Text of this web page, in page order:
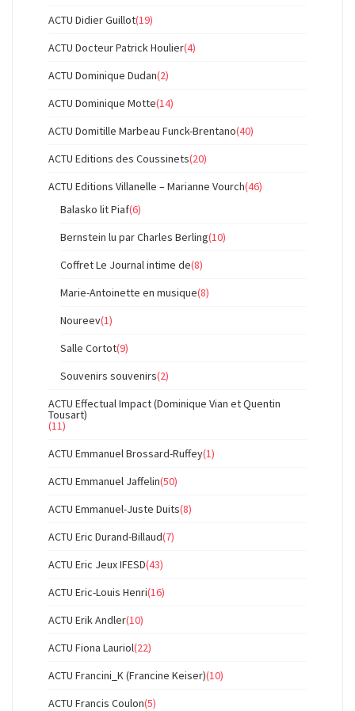
ACTU Didier Guillot(19)
ACTU Docteur Patrick Houlier(4)
ACTU Dominique Dudan(2)
ACTU Dominique Motte(14)
ACTU Domitille Marbeau Funck-Brentano(40)
ACTU Editions des Coussinets(20)
ACTU Editions Villanelle – Marianne Vourch(46)
Balasko lit Piaf(6)
Bernstein lu par Charles Berling(10)
Coffret Le Journal intime de(8)
Marie-Antoinette en musique(8)
Noureev(1)
Salle Cortot(9)
Souvenirs souvenirs(2)
ACTU Effectual Impact (Dominique Vian et Quentin
Tousart)
(11)
ACTU Emmanuel Brossard-Ruffey(1)
ACTU Emmanuel Jaffelin(50)
ACTU Emmanuel-Juste Duits(8)
ACTU Eric Durand-Billaud(7)
ACTU Eric Jeux IFESD(43)
ACTU Eric-Louis Henri(16)
ACTU Erik Andler(10)
ACTU Fiona Lauriol(22)
ACTU Francini_K (Francine Keiser)(10)
ACTU Francis Coulon(5)